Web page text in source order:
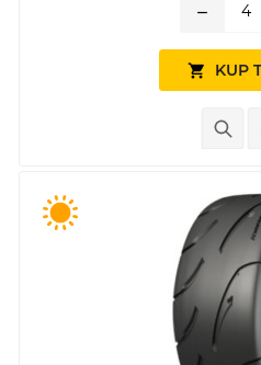
remove
 KUP